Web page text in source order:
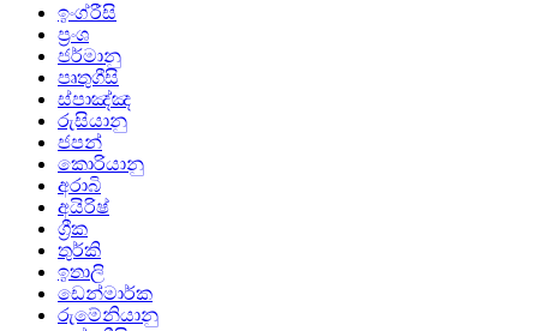
ඉංග්රීසි
ප්‍රංශ
ජර්මානු
පෘතුගීසි
ස්පාඤ්ඤ
රුසියානු
ජපන්
කොරියානු
අරාබි
අයිරිෂ්
ග්‍රීක
තුර්කි
ඉතාලි
ඩෙන්මාර්ක
රුමේනියානු